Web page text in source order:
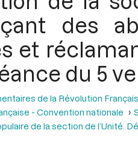
des
et
du 5
de la Révolution
- Convention nationale
de la section de l’Unité.